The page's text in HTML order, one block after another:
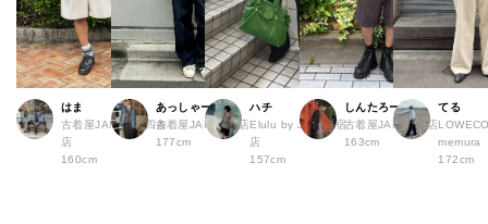
はま
古着屋JAM 京都四条
店
160cm
あっしゃー
古着屋JAM 原宿店
177cm
ハチ
Elulu by JAM 原宿
店
157cm
しんたろー
古着屋JAM 仙台店
163cm
てる
memura
172cm